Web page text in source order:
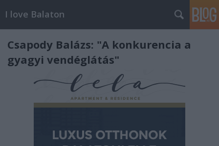
I love Balaton
Csapody Balázs: "A konkurencia a
gyagyi vendéglátás"